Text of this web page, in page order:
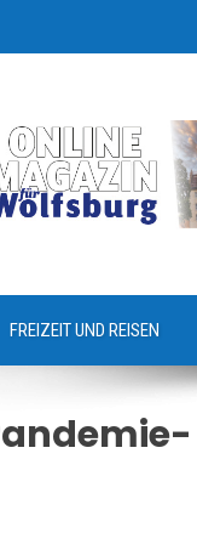
FREIZEIT UND REISEN